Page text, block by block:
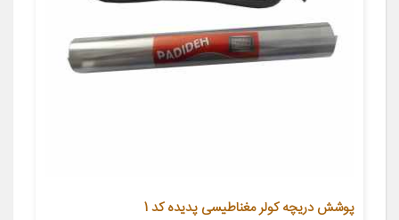
پوشش دریچه کولر مغناطیسی پدیده کد 1